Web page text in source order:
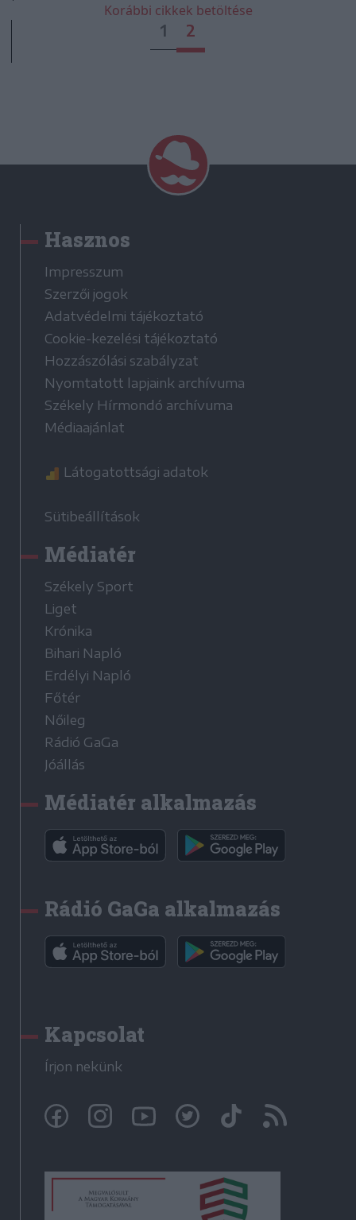
Korábbi cikkek betöltése
1 2
Hasznos
Impresszum
Szerzői jogok
Adatvédelmi tájékoztató
Cookie-kezelési tájékoztató
Hozzászólási szabályzat
Nyomtatott lapjaink archívuma
Székely Hírmondó archívuma
Médiaajánlat
Látogatottsági adatok
Sütibeállítások
Médiatér
Székely Sport
Liget
Krónika
Bihari Napló
Erdélyi Napló
Főtér
Nőileg
Rádió GaGa
Jóállás
Médiatér alkalmazás
Rádió GaGa alkalmazás
Kapcsolat
Írjon nekünk